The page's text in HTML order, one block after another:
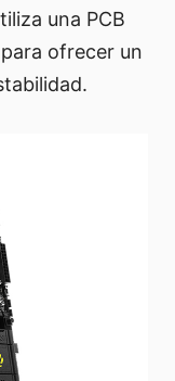
una PCB
ofrecer un